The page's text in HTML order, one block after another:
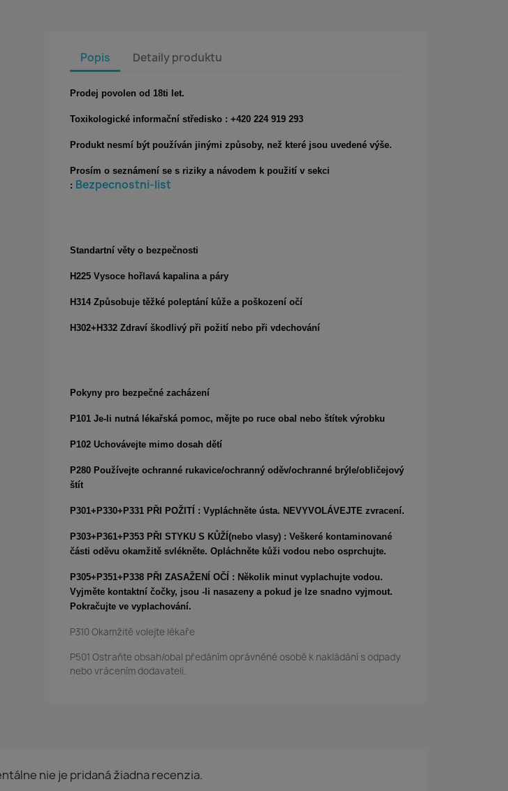
Popis Detaily produktu
Prodej povolen od 18ti let.
Toxikologické informační středisko : +420 224 919 293
Produkt nesmí být používán jinými způsoby, než které jsou uvedené výše.
Prosím o seznámení se s riziky a návodem k použití v sekci
: Bezpecnostni-list
Standartní věty o bezpečnosti
H225 Vysoce hořlavá kapalina a páry
H314 Způsobuje těžké poleptání kůže a poškození očí
H302+H332 Zdraví škodlivý při požití nebo při vdechování
Pokyny pro bezpečné zacházení
P101 Je-li nutná lékařská pomoc, mějte po ruce obal nebo štítek výrobku
P102 Uchovávejte mimo dosah dětí
P280 Používejte ochranné rukavice/ochranný oděv/ochranné brýle/obličejový
štít
P301+P330+P331 PŘI POŽITÍ : Vypláchněte ústa. NEVYVOLÁVEJTE zvracení.
P303+P361+P353 PŘI STYKU S KŮŽÍ(nebo vlasy) : Veškeré kontaminované
části oděvu okamžitě svlékněte. Opláchněte kůži vodou nebo osprchujte.
P305+P351+P338 PŘI ZASAŽENÍ OČÍ : Několik minut vyplachujte vodou.
Vyjměte kontaktní čočky, jsou -li nasazeny a pokud je lze snadno vyjmout.
Pokračujte ve vyplachování.
P310 Okamžitě volejte lékaře
P501 Ostraňte obsah/obal předáním oprávněné osobě k nakládání s odpady
nebo vrácením dodavateli.
nie je pridaná žiadna recenzia.